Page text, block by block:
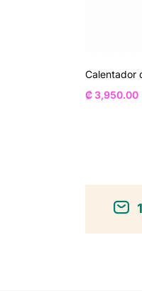
Calentador
₡ 3,950.00